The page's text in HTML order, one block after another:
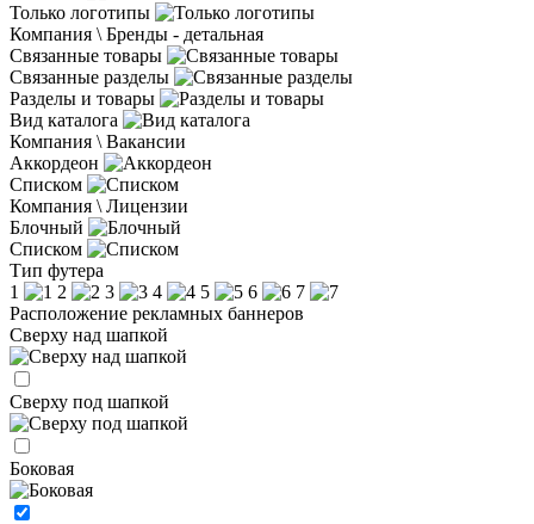
Только логотипы
Компания \ Бренды - детальная
Связанные товары
Связанные разделы
Разделы и товары
Вид каталога
Компания \ Вакансии
Аккордеон
Списком
Компания \ Лицензии
Блочный
Списком
Тип футера
1
2 3 4 5 6
7
Расположение рекламных баннеров
Сверху над шапкой
Сверху под шапкой
Боковая